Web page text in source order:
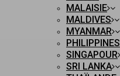
MALAISIE
MALDIVES
MYANMAR
PHILIPPINES
SINGAPOUR
SRI LANKA